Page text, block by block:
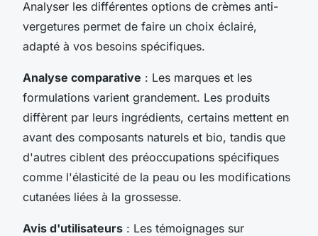
Analyser les différentes options de crèmes anti-
vergetures permet de faire un choix éclairé,
adapté à vos besoins spécifiques.
Analyse comparative : Les marques et les
formulations varient grandement. Les produits
diffèrent par leurs ingrédients, certains mettent en
avant des composants naturels et bio, tandis que
d'autres ciblent des préoccupations spécifiques
comme l'élasticité de la peau ou les modifications
cutanées liées à la grossesse.
Avis d'utilisateurs : Les témoignages sur